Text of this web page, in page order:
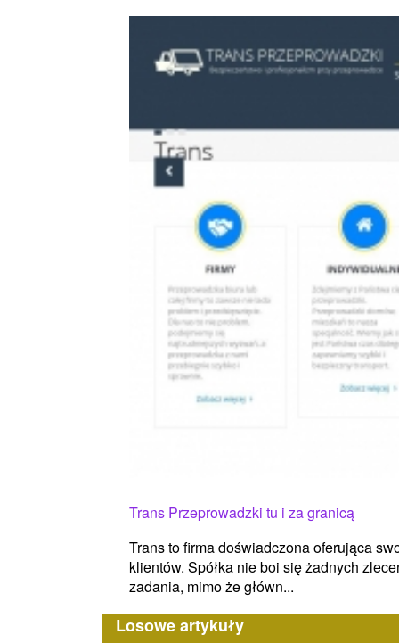
Trans Przeprowadzki tu i za granicą
Trans to firma doświadczona oferująca
klientów. Spółka nie boi się żadnych
zadania, mimo że główn...
Losowe artykuły